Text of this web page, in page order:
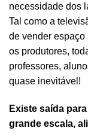
necessidade dos
Tal como a
de vender
os produtores,
professores,
quase inevitável!
Existe saída
grande escala,